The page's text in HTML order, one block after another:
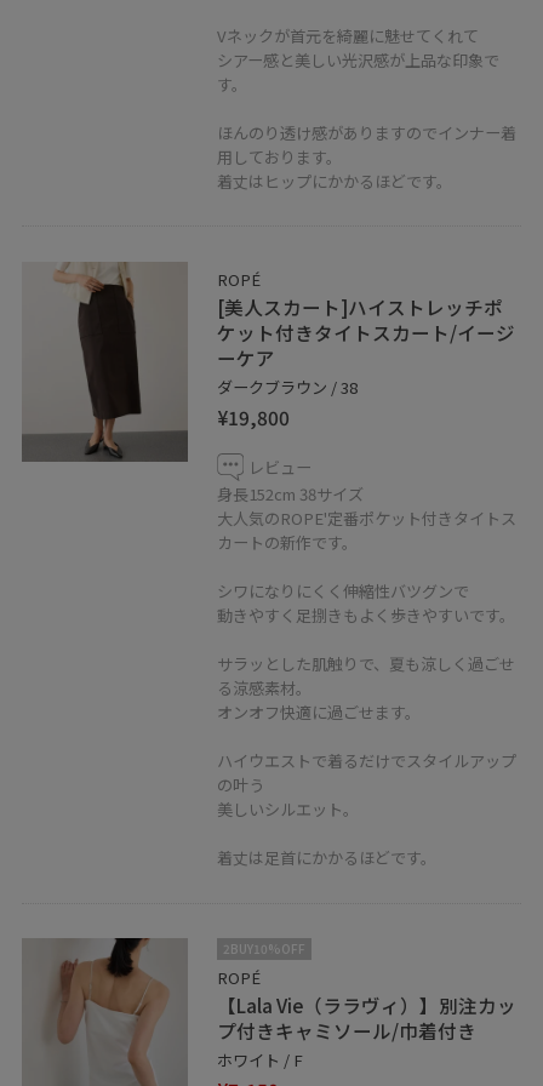
お気に入りしていただくと、気になったコーディネート
や商品がチェックしやすくなります。
Vネックが首元を綺麗に魅せてくれて
シアー感と美しい光沢感が上品な印象で
す。
ほんのり透け感がありますのでインナー着
用しております。
着丈はヒップにかかるほどです。
ROPÉ
[美人スカート]ハイストレッチポ
ケット付きタイトスカート/イージ
ーケア
ダークブラウン / 38
¥19,800
レビュー
身長152cm 38サイズ
大人気のROPE'定番ポケット付きタイトス
カートの新作です。
シワになりにくく伸縮性バツグンで
動きやすく足捌きもよく歩きやすいです。
サラッとした肌触りで、夏も涼しく過ごせ
る涼感素材。
オンオフ快適に過ごせます。
ハイウエストで着るだけでスタイルアップ
の叶う
美しいシルエット。
着丈は足首にかかるほどです。
2BUY10%OFF
ROPÉ
【Lala Vie（ララヴィ）】別注カッ
プ付きキャミソール/巾着付き
ホワイト / F